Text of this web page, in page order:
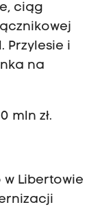
ciąg
Przylesie i
na
mln zł.
w Libertowie